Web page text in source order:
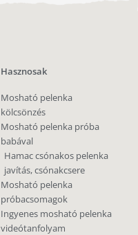
Hasznosak
Mosható pelenka
kölcsönzés
Mosható pelenka próba
babával
Hamac csónakos pelenka
javítás, csónakcsere
Mosható pelenka
próbacsomagok
Ingyenes mosható pelenka
videótanfolyam